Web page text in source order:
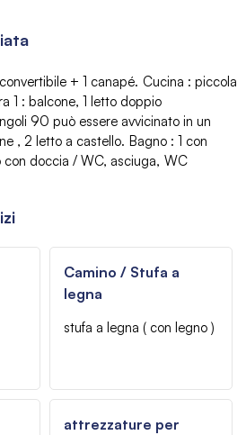
+ 1 canapé Cucina : piccola
1 : balcone 1 letto doppio
90 può essere avvicinato in un
2 letto a castello Bagno : 1 con
con doccia / WC asciuga WC
Camino / Stufa a
legna
stufa a legna ( con legno )
attrezzature per